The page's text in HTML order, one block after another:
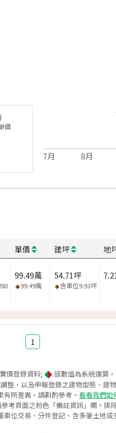
價
7月 8月
單價 建坪 地
99.49萬
99.49萬
54.71坪
含車位9.93坪
1
價登錄資料; 該數值為系統運算
整，以及申報登錄之建物型態、建
所差異，請斟酌參考。 看看我們如
考頁面之粉色「備註資訊」欄。排
位交易、分件登記、含多筆土地